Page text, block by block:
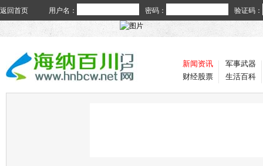
返回首页 用户名： 密码： 验证码：
新闻资讯
财经股票
军事武器
生活百科